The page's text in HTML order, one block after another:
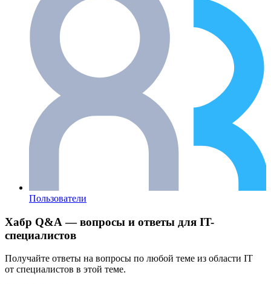
Пользователи
Хабр Q&A — вопросы и ответы для IT-
специалистов
Получайте ответы на вопросы по любой теме из области IT
от специалистов в этой теме.